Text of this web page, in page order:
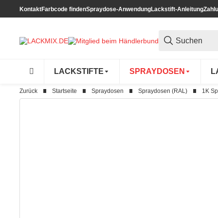
KontaktFarbcode findenSpraydose-AnwendungLackstift-Anleitung
LACKSTIFTE SPRAYDOSEN
Zurück Startseite Spraydosen Spraydosen (RAL) 1K